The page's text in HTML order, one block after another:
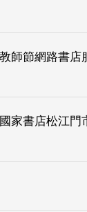
教師節網路書
國家書店松江